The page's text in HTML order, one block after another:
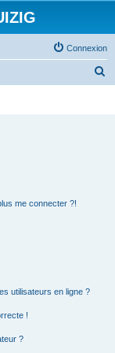
Connexion
me connecter ?!
utilisateurs en ligne ?
!
?